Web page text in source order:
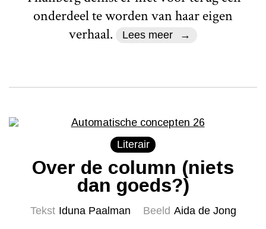
onderdeel te worden van haar eigen
verhaal.
Lees meer
Literair
Over de column (niets
dan goeds?)
Tekst Iduna Paalman Beeld Aida de Jong